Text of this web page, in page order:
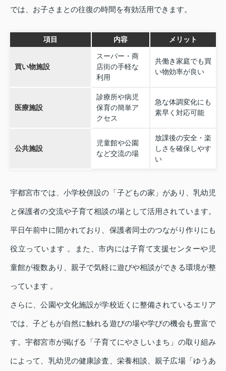
では、お子さまとの往復の時間を有効活用できます。
項目 内容 メリット
買い物施設
スーパー・商
店街の手軽な
利用
共働き家庭でも買
い物効率が良い
医療施設
診療所や病児
保育の簡単ア
クセス
急な体調変化にも
素早く対応可能
公共施設
児童館や公園
など交流の場
放課後の安全・楽
しさを確保しやす
い
宇都宮市では、小学校併設の「子どもの家」があり、乳幼児
と保護者の交流や子育て相談の場として活用されています。
平日午前中に開かれており、保護者同士のつながり作りにも
役立っています 。また、市内には子育て支援センターや児
童館が複数あり、親子で気軽に遊びや相談ができる環境が整
っています 。
さらに、公園や文化施設が学校近くに整備されているエリア
では、子どもが自然に触れる遊びの場や学びの機会も豊富で
す。宇都宮市が掲げる「子育てにやさしいまち」の取り組み
によって、乳幼児の健康診査、栄養相談、親子広場「ゆうあ